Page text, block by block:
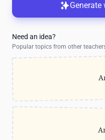
Generate
Need an idea?
Popular topics from other